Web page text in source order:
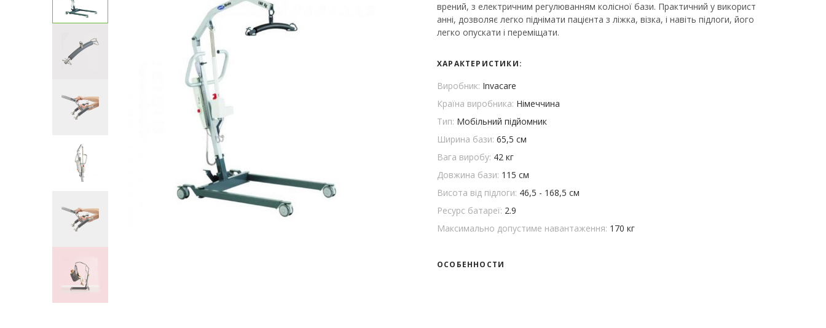
врений, з електричним регулюванням колісної бази. Практичний у використ
анні, дозволяє легко піднімати пацієнта з ліжка, візка, і навіть підлоги, його
легко опускати і переміщати.
ХАРАКТЕРИСТИКИ:
Виробник: Invacare
Країна виробника: Німеччина
Тип: Мобільний підйомник
Ширина бази: 65,5 см
Вага виробу: 42 кг
Довжина бази: 115 см
Висота від підлоги: 46,5 - 168,5 см
Ресурс батареї: 2.9
Максимально допустиме навантаження: 170 кг
ОСОБЕННОСТИ